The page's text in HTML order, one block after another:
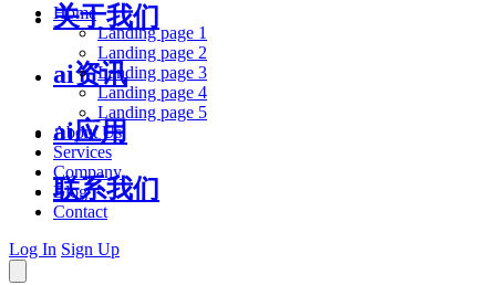
关于我们
ai资讯
ai应用
联系我们
Home
Landing page 1
Landing page 2
Landing page 3
Landing page 4
Landing page 5
About Us
Services
Company
Blog
Contact
Log In Sign Up